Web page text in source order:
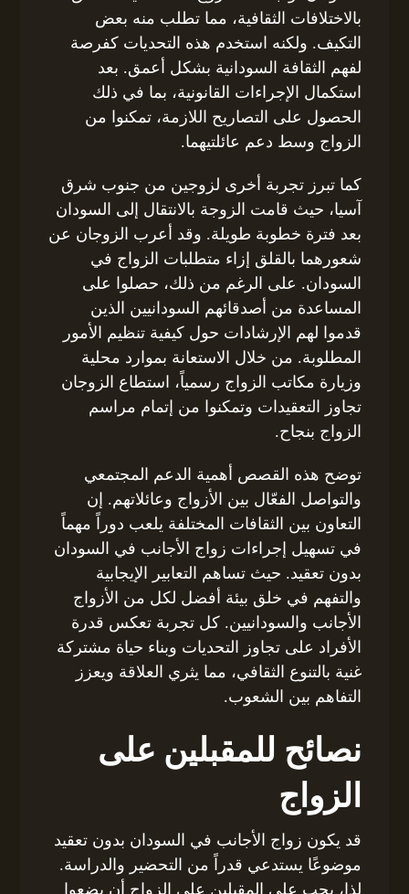
بالاختلافات الثقافية، مما تطلب منه بعض
التكيف. ولكنه استخدم هذه التحديات كفرصة
لفهم الثقافة السودانية بشكل أعمق. بعد
استكمال الإجراءات القانونية، بما في ذلك
الحصول على التصاريح اللازمة، تمكنوا من
الزواج وسط دعم عائلتيهما.
كما تبرز تجربة أخرى لزوجين من جنوب شرق
آسيا، حيث قامت الزوجة بالانتقال إلى السودان
بعد فترة خطوبة طويلة. وقد أعرب الزوجان عن
شعورهما بالقلق إزاء متطلبات الزواج في
السودان. على الرغم من ذلك، حصلوا على
المساعدة من أصدقائهم السودانيين الذين
قدموا لهم الإرشادات حول كيفية تنظيم الأمور
المطلوبة. من خلال الاستعانة بموارد محلية
وزيارة مكاتب الزواج رسمياً، استطاع الزوجان
تجاوز التعقيدات وتمكنوا من إتمام مراسم
الزواج بنجاح.
توضح هذه القصص أهمية الدعم المجتمعي
والتواصل الفعّال بين الأزواج وعائلاتهم. إن
التعاون بين الثقافات المختلفة يلعب دوراً مهماً
في تسهيل إجراءات زواج الأجانب في السودان
بدون تعقيد. حيث تساهم التعابير الإيجابية
والتفهم في خلق بيئة أفضل لكل من الأزواج
الأجانب والسودانيين. كل تجربة تعكس قدرة
الأفراد على تجاوز التحديات وبناء حياة مشتركة
غنية بالتنوع الثقافي، مما يثري العلاقة ويعزز
التفاهم بين الشعوب.
نصائح للمقبلين على
الزواج
قد يكون زواج الأجانب في السودان بدون تعقيد
موضوعًا يستدعي قدراً من التحضير والدراسة.
لذا، يجب على المقبلين على الزواج أن يضعوا